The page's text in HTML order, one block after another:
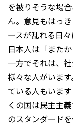
を被りそうな場
ん。意見もはっ
ースが乱れる日
日本人は「また
一方でそれは、
様々な人がいま
ている人もいま
くの国は民主主
のスタンダード